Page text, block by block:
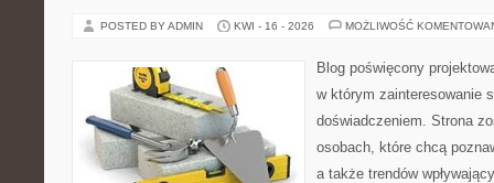
POSTED BY ADMIN KWI - 16 - 2026 MOŻLIWOŚĆ
Blog poświęcony
w którym zainteresowanie
doświadczeniem. Strona
osobach, które chcą
a także trendów